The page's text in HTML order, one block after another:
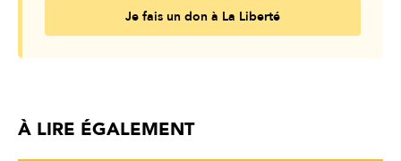
Je fais un don à La Liberté
À LIRE ÉGALEMENT